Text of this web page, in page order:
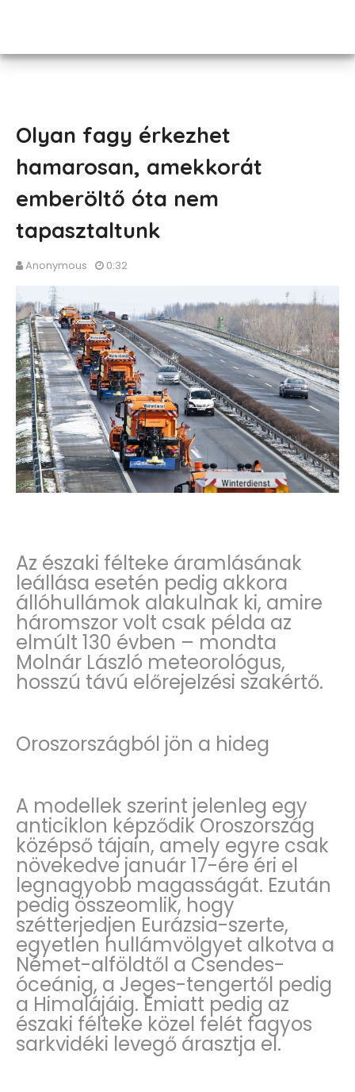
Olyan fagy érkezhet
hamarosan, amekkorát
emberöltő óta nem
tapasztaltunk
Anonymous 0:32
Az északi félteke áramlásának
leállása esetén pedig akkora
állóhullámok alakulnak ki, amire
háromszor volt csak példa az
elmúlt 130 évben – mondta
Molnár László meteorológus,
hosszú távú előrejelzési szakértő.
Oroszországból jön a hideg
A modellek szerint jelenleg egy
anticiklon képződik Oroszország
középső tájain, amely egyre csak
növekedve január 17-ére éri el
legnagyobb magasságát. Ezután
pedig összeomlik, hogy
szétterjedjen Eurázsia-szerte,
egyetlen hullámvölgyet alkotva a
Német-alföldtől a Csendes-
óceánig, a Jeges-tengertől pedig
a Himalájáig. Emiatt pedig az
északi félteke közel felét fagyos
sarkvidéki levegő árasztja el.